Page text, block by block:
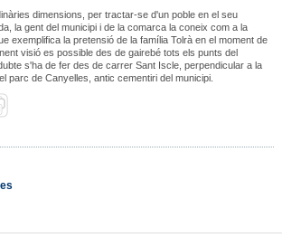
dimensions, per tractar-se d'un poble en el seu
la gent del municipi i de la comarca la coneix com a la
exemplifica la pretensió de la família Tolrà en el moment de
visió es possible des de gairebé tots els punts del
s'ha de fer des de carrer Sant Iscle, perpendicular a la
parc de Canyelles, antic cementiri del municipi.